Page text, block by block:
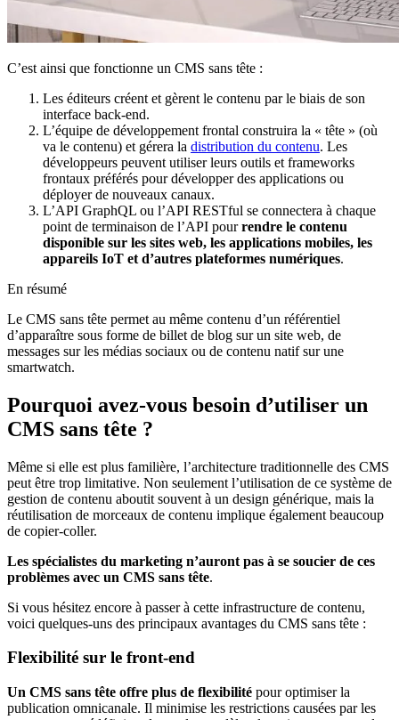
C’est ainsi que fonctionne un CMS sans tête :
Les éditeurs créent et gèrent le contenu par le biais de son
interface back-end.
L’équipe de développement frontal construira la « tête » (où
va le contenu) et gérera la distribution du contenu. Les
développeurs peuvent utiliser leurs outils et frameworks
frontaux préférés pour développer des applications ou
déployer de nouveaux canaux.
L’API GraphQL ou l’API RESTful se connectera à chaque
point de terminaison de l’API pourrendre le contenu
disponible sur les sites web, les applications mobiles, les
appareils IoT et d’autres plateformes numériques.
En résumé
Le CMS sans tête permet au même contenu d’un référentiel
d’apparaître sous forme de billet de blog sur un site web, de
messages sur les médias sociaux ou de contenu natif sur une
smartwatch.
Pourquoi avez-vous besoin d’utiliser un
CMS sans tête ?
Même si elle est plus familière, l’architecture traditionnelle des CMS
peut être trop limitative. Non seulement l’utilisation de ce système de
gestion de contenu aboutit souvent à un design générique, mais la
réutilisation de morceaux de contenu implique également beaucoup
de copier-coller.
Les spécialistes du marketing n’auront pas à se soucier de ces
problèmes avec un CMS sans tête.
Si vous hésitez encore à passer à cette infrastructure de contenu,
voici quelques-uns des principaux avantages du CMS sans tête :
Flexibilité sur le front-end
Un CMS sans tête offre plus de flexibilité pour optimiser la
publication omnicanale. Il minimise les restrictions causées par les